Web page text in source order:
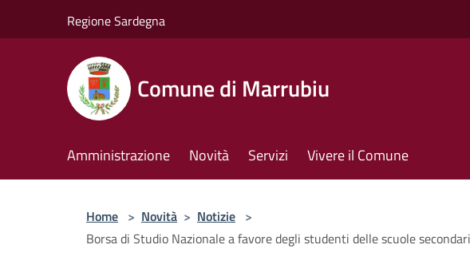
Regione Sardegna
Comune di Marrubiu
Amministrazione Novità Servizi Vivere il Comune
Home > Novità > Notizie >
Borsa di Studio Nazionale a favore degli studenti delle scuole